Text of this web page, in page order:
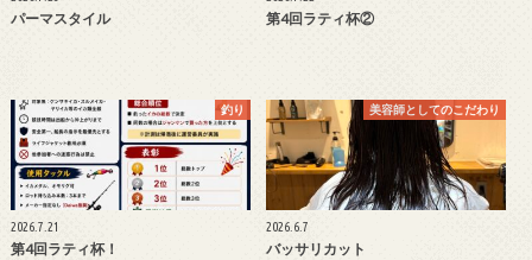
パーマスタイル 第4回ラティ杯②
釣り
2026.7.21
第4回ラティ杯！
美容師としてのこだわり
2026.6.7
バッサリカット